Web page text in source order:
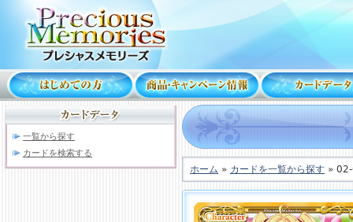
一覧から探す
カードを検索する
ホーム » カードを一覧から探す »